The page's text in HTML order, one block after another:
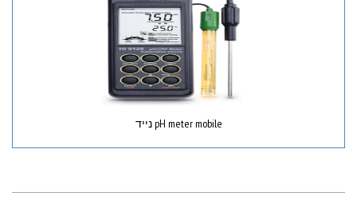
pH meter mobile נייד